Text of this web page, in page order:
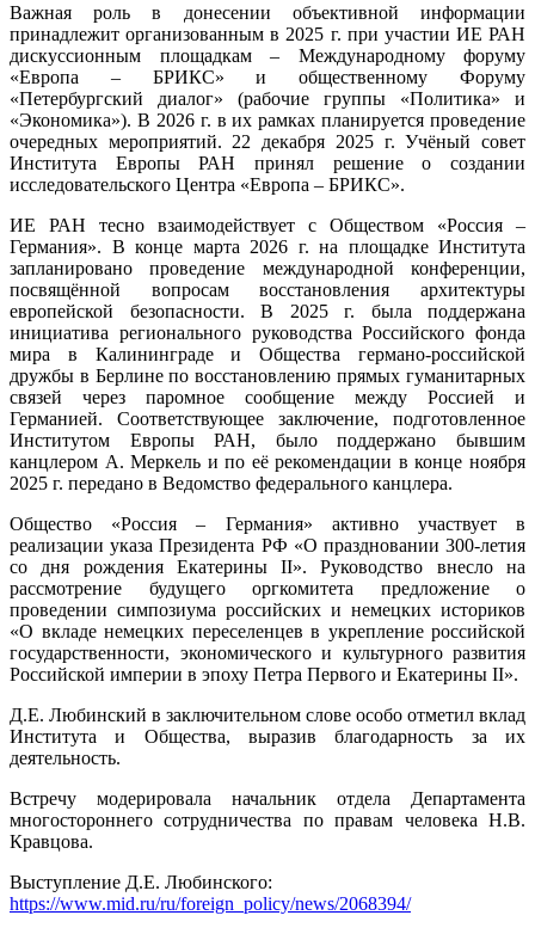
Важная роль в донесении объективной информации
принадлежит организованным в 2025 г. при участии ИЕ РАН
дискуссионным площадкам – Международному форуму
«Европа – БРИКС» и общественному Форуму
«Петербургский диалог» (рабочие группы «Политика» и
«Экономика»). В 2026 г. в их рамках планируется проведение
очередных мероприятий. 22 декабря 2025 г. Учёный совет
Института Европы РАН принял решение о создании
исследовательского Центра «Европа – БРИКС».
ИЕ РАН тесно взаимодействует с Обществом «Россия –
Германия». В конце марта 2026 г. на площадке Института
запланировано проведение международной конференции,
посвящённой вопросам восстановления архитектуры
европейской безопасности. В 2025 г. была поддержана
инициатива регионального руководства Российского фонда
мира в Калининграде и Общества германо-российской
дружбы в Берлине по восстановлению прямых гуманитарных
связей через паромное сообщение между Россией и
Германией. Соответствующее заключение, подготовленное
Институтом Европы РАН, было поддержано бывшим
канцлером А. Меркель и по её рекомендации в конце ноября
2025 г. передано в Ведомство федерального канцлера.
Общество «Россия – Германия» активно участвует в
реализации указа Президента РФ «О праздновании 300-летия
со дня рождения Екатерины II». Руководство внесло на
рассмотрение будущего оргкомитета предложение о
проведении симпозиума российских и немецких историков
«О вкладе немецких переселенцев в укрепление российской
государственности, экономического и культурного развития
Российской империи в эпоху Петра Первого и Екатерины II».
Д.Е. Любинский в заключительном слове особо отметил вклад
Института и Общества, выразив благодарность за их
деятельность.
Встречу модерировала начальник отдела Департамента
многостороннего сотрудничества по правам человека Н.В.
Кравцова.
Выступление Д.Е. Любинского:
https://www.mid.ru/ru/foreign_policy/news/2068394/